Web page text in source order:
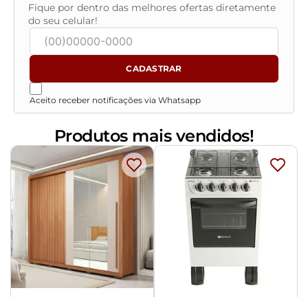
exposição ao sol, para que o produto não sofra
alterações na cor. Não limpar com escovas ou
produtos abrasivos
Fique por dentro das melhores ofertas diretamente
do seu celular!
CADASTRAR
Aceito receber notificações via Whatsapp
Produtos mais vendidos!